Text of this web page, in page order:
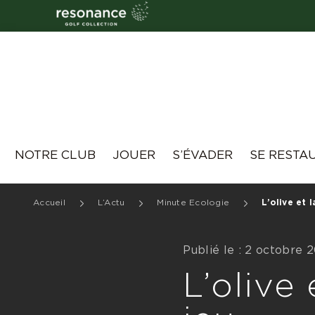
Resonance
NOTRE CLUB JOUER S’ÉVADER SE
Accueil L’Actu Minute Ecologie L’olive et
Publié le : 2 octobre